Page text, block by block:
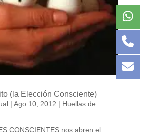
(la Elección Consciente)
| Ago 10, 2012 | Huellas de
CONSCIENTES nos abren el